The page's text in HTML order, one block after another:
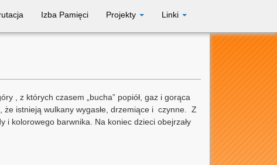
Izba Pamięci Projekty Linki
, z których czasem „bucha” popiół, gaz i gorąca
że istnieją wulkany wygasłe, drzemiące i czynne. Z
i kolorowego barwnika. Na koniec dzieci obejrzały